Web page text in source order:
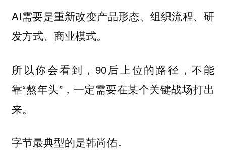
AI需要是重新改变产品形态、组织流程、研
发方式、商业模式。
所以你会看到，90后上位的路径，不能
靠“熬年头”，一定需要在某个关键战场打出
来。
字节最典型的是韩尚佑。